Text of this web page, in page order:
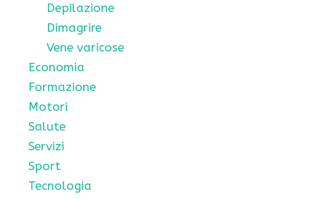
Depilazione
Dimagrire
Vene varicose
Economia
Formazione
Motori
Salute
Servizi
Sport
Tecnologia